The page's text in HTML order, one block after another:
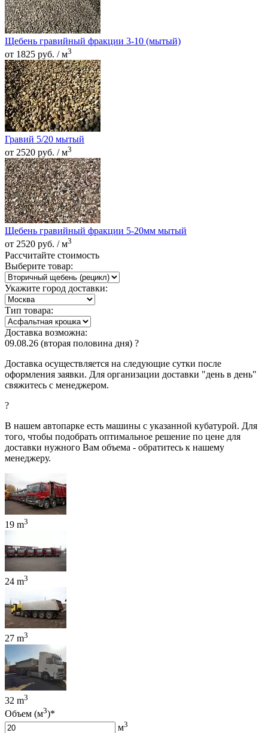
Щебень гравийный фракции 3-10 (мытый)
от 1825 руб. / м3
Гравий 5/20 мытый
от 2520 руб. / м3
Щебень гравийный фракции 5-20мм мытый
от 2520 руб. / м3
Рассчитайте стоимость
Выберите товар:
Укажите город доставки:
Тип товара:
Доставка возможна:
09.08.26 (вторая половина дня) ?
Доставка осуществляется на следующие сутки после
оформления заявки. Для организации доставки "день в день"
свяжитесь с менеджером.
?
В нашем автопарке есть машины с указанной кубатурой. Для
того, чтобы подобрать оптимальное решение по цене для
доставки нужного Вам объема - обратитесь к нашему
менеджеру.
19 m3
24 m3
27 m3
32 m3
Объем (м3)*
м3